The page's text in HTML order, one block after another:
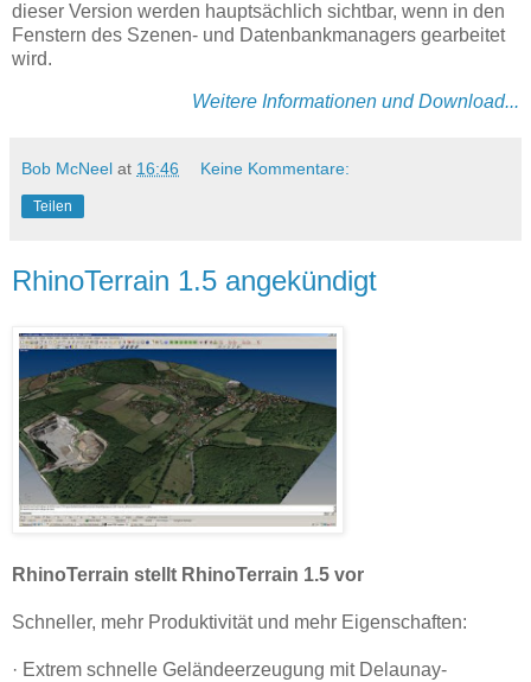
dieser Version werden hauptsächlich sichtbar, wenn in den
Fenstern des Szenen- und Datenbankmanagers gearbeitet
wird.
Weitere Informationen und Download...
Bob McNeel at 16:46 Keine Kommentare:
Teilen
RhinoTerrain 1.5 angekündigt
RhinoTerrain stellt RhinoTerrain 1.5 vor
Schneller, mehr Produktivität und mehr Eigenschaften:
· Extrem schnelle Geländeerzeugung mit Delaunay-